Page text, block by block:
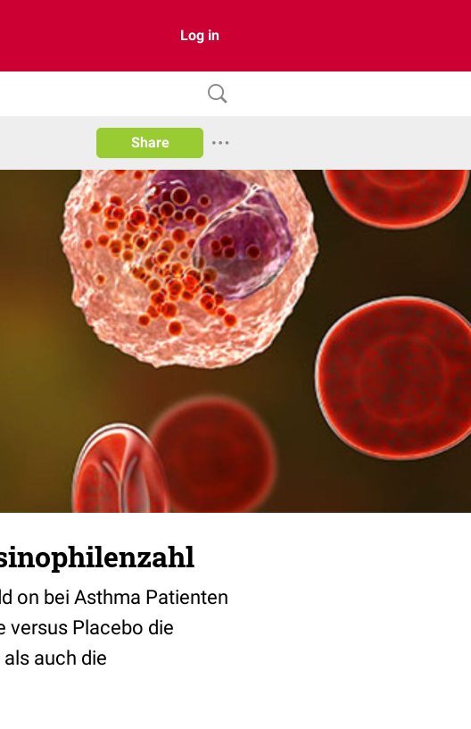
Log in
Share
on bei Asthma Patienten
versus Placebo die
auch die